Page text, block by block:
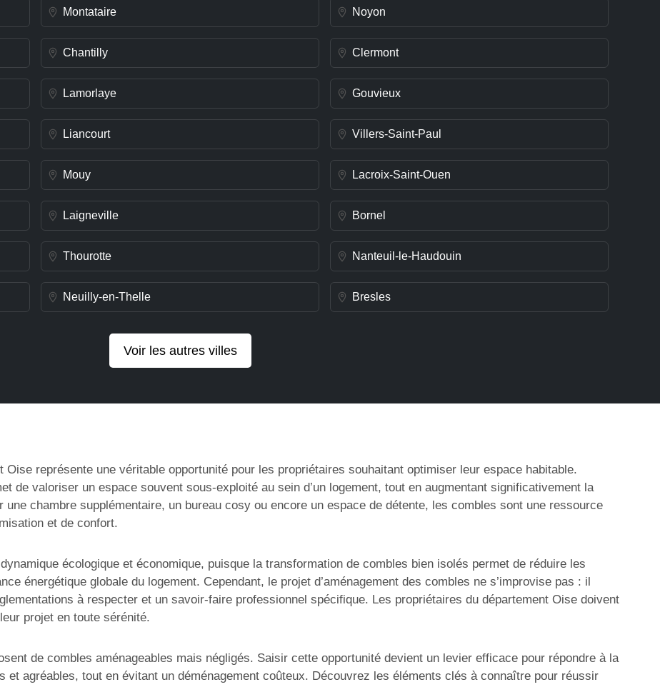
Montataire Noyon
Chantilly Clermont
Lamorlaye Gouvieux
Liancourt Villers-Saint-Paul
Mouy Lacroix-Saint-Ouen
Laigneville Bornel
Thourotte Nanteuil-le-Haudouin
Neuilly-en-Thelle Bresles
Voir les autres villes
Oise représente une véritable opportunité pour les propriétaires souhaitant optimiser leur espace habitable.
de valoriser un espace souvent sous-exploité au sein d’un logement, tout en augmentant significativement la
une chambre supplémentaire, un bureau cosy ou encore un espace de détente, les combles sont une ressource
et de confort.
écologique et économique, puisque la transformation de combles bien isolés permet de réduire les
énergétique globale du logement. Cependant, le projet d’aménagement des combles ne s’improvise pas : il
à respecter et un savoir-faire professionnel spécifique. Les propriétaires du département Oise doivent
projet en toute sérénité.
de combles aménageables mais négligés. Saisir cette opportunité devient un levier efficace pour répondre à la
et agréables, tout en évitant un déménagement coûteux. Découvrez les éléments clés à connaître pour réussir